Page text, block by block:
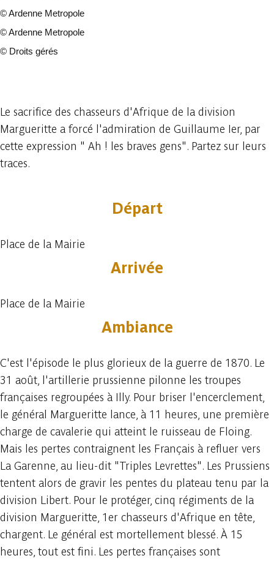
©Ardenne Metropole
©Ardenne Metropole
© Droits gérés
Le sacrifice des chasseurs d'Afrique de la division
Margueritte a forcé l'admiration de Guillaume Ier, par
cette expression " Ah ! les braves gens". Partez sur leurs
traces.
Départ
Place de la Mairie
Arrivée
Place de la Mairie
Ambiance
C'est l'épisode le plus glorieux de la guerre de 1870. Le
31 août, l'artillerie prussienne pilonne les troupes
françaises regroupées à Illy. Pour briser l'encerclement,
le général Margueritte lance, à 11 heures, une première
charge de cavalerie qui atteint le ruisseau de Floing.
Mais les pertes contraignent les Français à refluer vers
La Garenne, au lieu-dit "Triples Levrettes". Les Prussiens
tentent alors de gravir les pentes du plateau tenu par la
division Libert. Pour le protéger, cinq régiments de la
division Margueritte, 1er chasseurs d'Afrique en tête,
chargent. Le général est mortellement blessé. À 15
heures, tout est fini. Les pertes françaises sont